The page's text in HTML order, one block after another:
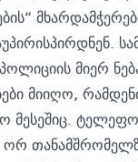
მიერ
მიიღო,